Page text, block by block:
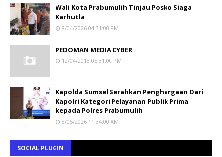
Wali Kota Prabumulih Tinjau Posko Siaga
Karhutla
8/04/2026 04:31:00 PM
PEDOMAN MEDIA CYBER
12/04/2018 05:31:00 PM
Kapolda Sumsel Serahkan Penghargaan Dari
Kapolri Kategori Pelayanan Publik Prima
kepada Polres Prabumulih
8/05/2026 11:34:00 AM
SOCIAL PLUGIN